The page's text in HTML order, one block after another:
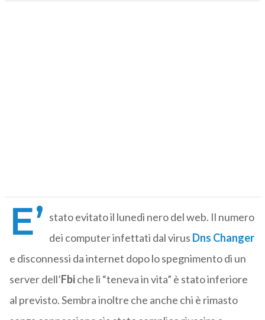
E’ stato evitato il lunedì nero del web. Il numero
dei computer infettati dal virus Dns Changer
e disconnessi da internet dopo lo spegnimento di un
server dell’Fbiche li “teneva in vita” è stato inferiore
al previsto. Sembra inoltre che anche chi è rimasto